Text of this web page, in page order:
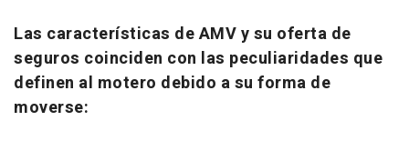
Las características de AMV y su oferta de
seguros coinciden con las peculiaridades que
definen al motero debido a su forma de
moverse: